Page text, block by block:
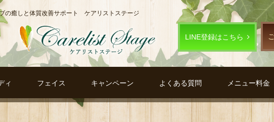
の癒しと体質改善サポート ケアリストステージ
LINE登録はこちら
ィ フェイス キャンペーン よくある質問 メニュー料金